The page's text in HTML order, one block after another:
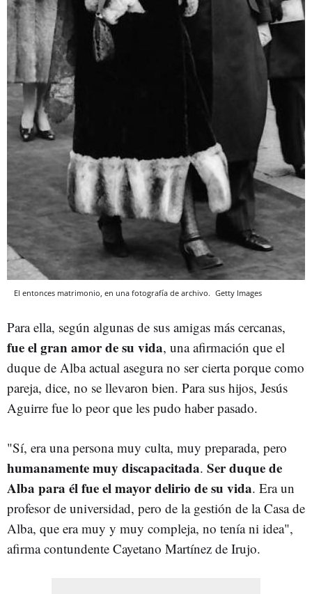
El entonces matrimonio, en una fotografía de archivo. Getty Images
Para ella, según algunas de sus amigas más cercanas,
fue el gran amor de su vida, una afirmación que el
duque de Alba actual asegura no ser cierta porque como
pareja, dice, no se llevaron bien. Para sus hijos, Jesús
Aguirre fue lo peor que les pudo haber pasado.
"Sí, era una persona muy culta, muy preparada, pero
humanamente muy discapacitada. Ser duque de
Alba para él fue el mayor delirio de su vida. Era un
profesor de universidad, pero de la gestión de la Casa de
Alba, que era muy y muy compleja, no tenía ni idea",
afirma contundente Cayetano Martínez de Irujo.